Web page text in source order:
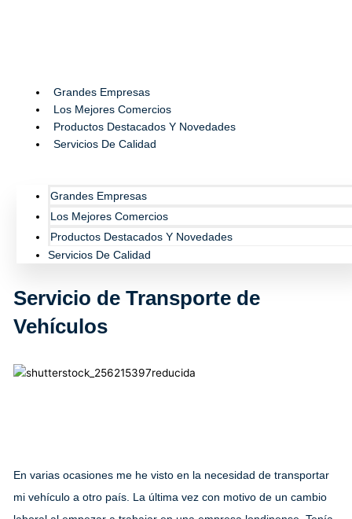
Grandes Empresas
Los Mejores Comercios
Productos Destacados Y Novedades
Servicios De Calidad
Grandes Empresas
Los Mejores Comercios
Productos Destacados Y Novedades
Servicios De Calidad
Servicio de Transporte de
Vehículos
En varias ocasiones me he visto en la necesidad de transportar
mi vehículo a otro país. La última vez con motivo de un cambio